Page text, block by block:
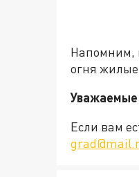
Напомним,
огня
Уважаемые
Если вам